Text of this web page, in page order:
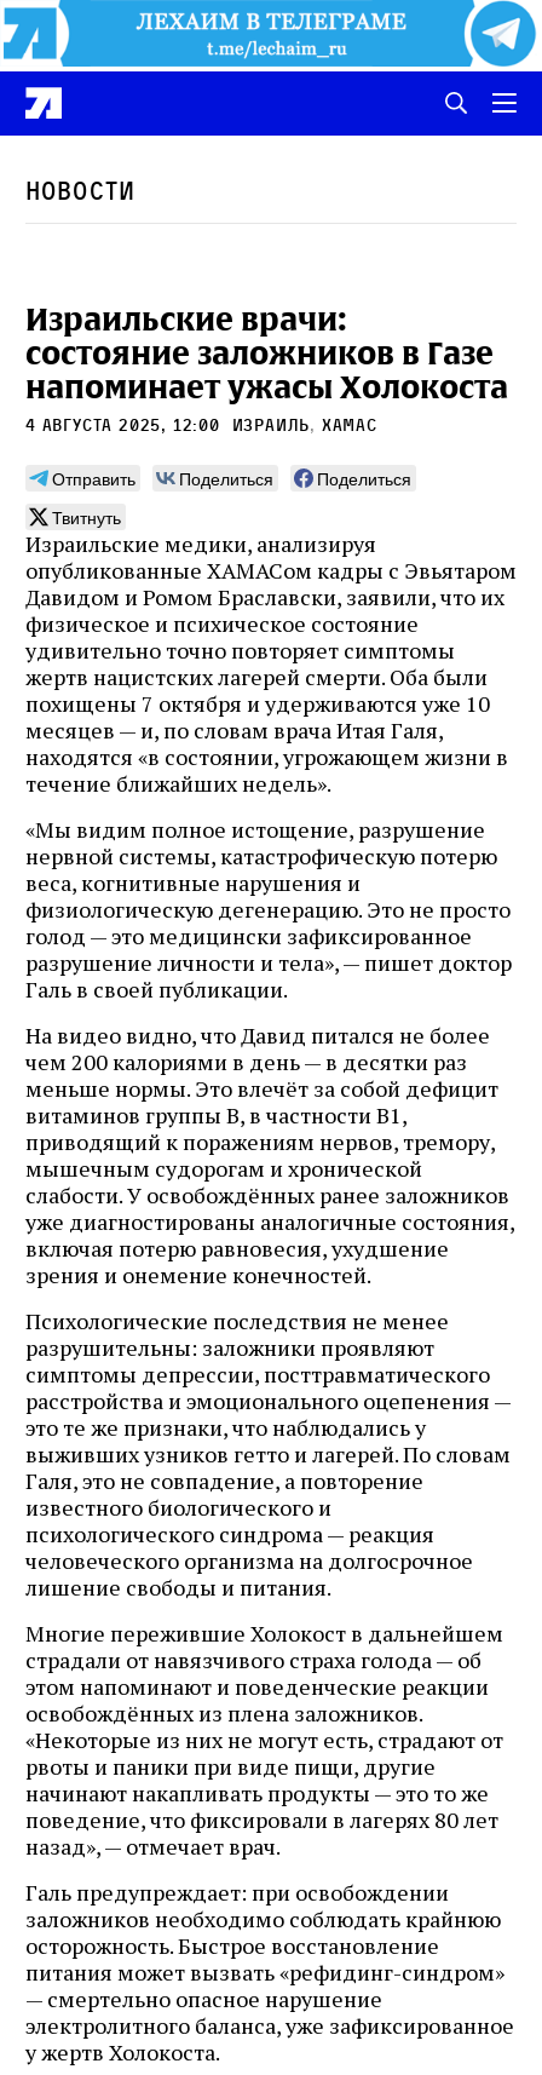
Новости
Израильские врачи:
состояние заложников в Газе
напоминает ужасы Холокоста
4 августа 2025, 12:00 Израиль, ХАМАС
Отправить Поделиться
Поделиться
Твитнуть
Израильские медики, анализируя
опубликованные ХАМАСом кадры с Эвьятаром
Давидом и Ромом Браславски, заявили, что их
физическое и психическое состояние
удивительно точно повторяет симптомы
жертв нацистских лагерей смерти. Оба были
похищены 7 октября и удерживаются уже 10
месяцев — и, по словам врача Итая Галя,
находятся «в состоянии, угрожающем жизни в
течение ближайших недель».
«Мы видим полное истощение, разрушение
нервной системы, катастрофическую потерю
веса, когнитивные нарушения и
физиологическую дегенерацию. Это не просто
голод — это медицински зафиксированное
разрушение личности и тела», — пишет доктор
Галь в своей публикации.
На видео видно, что Давид питался не более
чем 200 калориями в день — в десятки раз
меньше нормы. Это влечёт за собой дефицит
витаминов группы B, в частности B1,
приводящий к поражениям нервов, тремору,
мышечным судорогам и хронической
слабости. У освобождённых ранее заложников
уже диагностированы аналогичные состояния,
включая потерю равновесия, ухудшение
зрения и онемение конечностей.
Психологические последствия не менее
разрушительны: заложники проявляют
симптомы депрессии, посттравматического
расстройства и эмоционального оцепенения —
это те же признаки, что наблюдались у
выживших узников гетто и лагерей. По словам
Галя, это не совпадение, а повторение
известного биологического и
психологического синдрома — реакция
человеческого организма на долгосрочное
лишение свободы и питания.
Многие пережившие Холокост в дальнейшем
страдали от навязчивого страха голода — об
этом напоминают и поведенческие реакции
освобождённых из плена заложников.
«Некоторые из них не могут есть, страдают от
рвоты и паники при виде пищи, другие
начинают накапливать продукты — это то же
поведение, что фиксировали в лагерях 80 лет
назад», — отмечает врач.
Галь предупреждает: при освобождении
заложников необходимо соблюдать крайнюю
осторожность. Быстрое восстановление
питания может вызвать «рефидинг-синдром»
— смертельно опасное нарушение
электролитного баланса, уже зафиксированное
у жертв Холокоста.